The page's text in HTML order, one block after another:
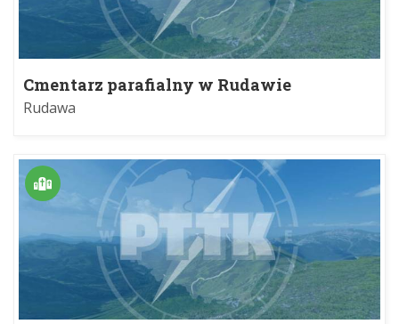
Cmentarz parafialny w Rudawie
Rudawa